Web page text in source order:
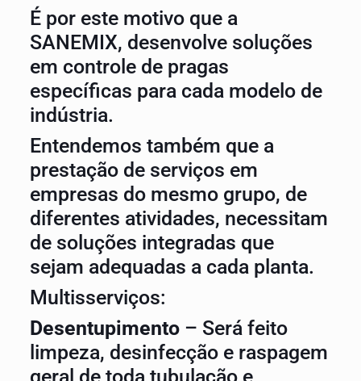
É por este motivo que a
SANEMIX, desenvolve soluções
em controle de pragas
específicas para cada modelo de
indústria.
Entendemos também que a
prestação de serviços em
empresas do mesmo grupo, de
diferentes atividades, necessitam
de soluções integradas que
sejam adequadas a cada planta.
Multisserviços:
Desentupimento– Será feito
limpeza, desinfecção e raspagem